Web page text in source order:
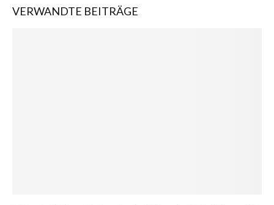
VERWANDTE BEITRÄGE